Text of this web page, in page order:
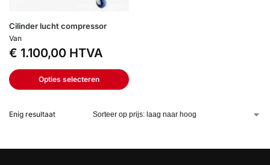
Cilinder lucht compressor
Van
€ 1.100,00 HTVA
Opties selecteren
Enig resultaat